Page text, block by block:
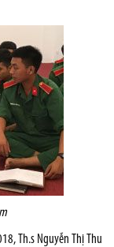
Th.s Nguyễn Thị Thu